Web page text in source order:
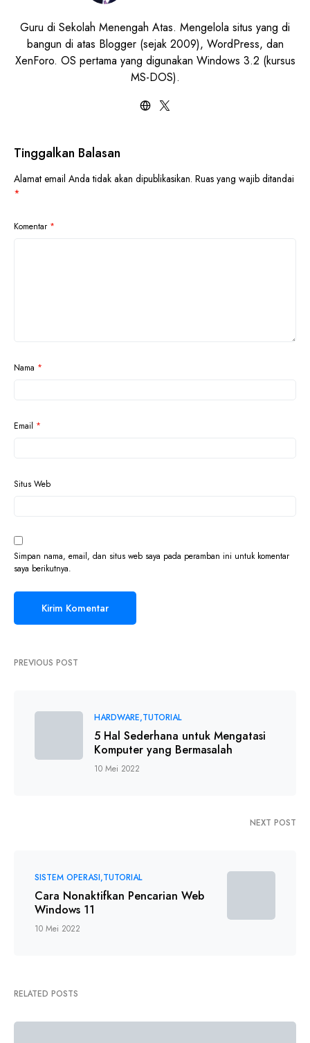
Guru di Sekolah Menengah Atas. Mengelola situs yang di
bangun di atas Blogger (sejak 2009), WordPress, dan
XenForo. OS pertama yang digunakan Windows 3.2 (kursus
MS-DOS).
Tinggalkan Balasan
Alamat email Anda tidak akan dipublikasikan. Ruas yang wajib ditandai
*
Komentar *
Nama *
Email *
Situs Web
Simpan nama, email, dan situs web saya pada peramban ini untuk komentar
saya berikutnya.
PREVIOUS POST
HARDWARE TUTORIAL
5 Hal Sederhana untuk Mengatasi
Komputer yang Bermasalah
10 Mei 2022
NEXT POST
SISTEM OPERASI TUTORIAL
Cara Nonaktifkan Pencarian Web
Windows 11
10 Mei 2022
RELATED POSTS